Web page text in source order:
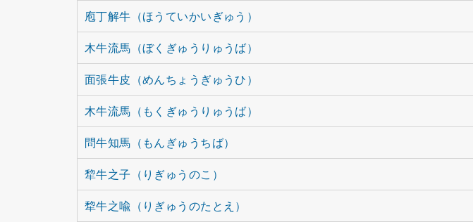
庖丁解牛（ほうていかいぎゅう）
木牛流馬（ぼくぎゅうりゅうば）
面張牛皮（めんちょうぎゅうひ）
木牛流馬（もくぎゅうりゅうば）
問牛知馬（もんぎゅうちば）
犂牛之子（りぎゅうのこ）
犂牛之喩（りぎゅうのたとえ）